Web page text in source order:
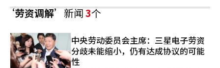
‘劳资调解’新闻3个
中央劳动委员会主席：三星电子劳资
分歧未能缩小，仍有达成协议的可能
性